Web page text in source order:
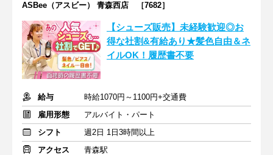
ASBee（アスビー） 青森西店 ［7682］
【シューズ販売】未経験歓迎◎お
得な社割&有給あり★髪色自由＆ネ
イルOK！履歴書不要
給与
時給1070円～1100円+交通費
雇用形態
アルバイト・パート
シフト
週2日 1日3時間以上
アクセス
青森駅